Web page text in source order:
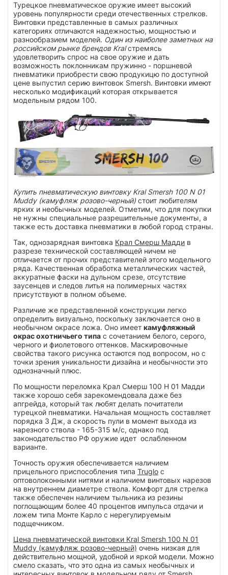
Турецкое пневматическое оружие имеет высокий
уровень популярности среди отечественных стрелков.
Винтовки представленные в самых различных
категориях отличаются надежностью, мощностью и
разнообразием моделей. Один из наиболее заметных на
российском рынке брендов Kralстремясь
удовлетворить спрос на свое оружие и дать
возможность поклонникам пружинно - поршневой
пневматики приобрести свою продукицю по доступной
цене выпустил серию винтовок Smersh. Винтовки имеют
несколько модификаций которая открывается
модельным рядом 100.
Купить пневматическую винтовку Kral Smersh 100 N 01
Muddy (камуфляж розово-черный) стоит любителям
ярких и необычных моделей. Отметим, что для покупки
не нужны специальные разрешительные документы, а
также есть доставка пневматики в любой город страны.
Так, однозарядная винтовка Крал Смерш Мадди в
разрезе технической составляющей ничем не
отличается от прочих представителей этого модельного
ряда. Качественная обработка металлических частей,
аккуратные фаски на дульном срезе, отсутствие
заусенцев и следов литья на полимерных частях
присутствуют в полном объеме.
Различие же представленной конструкции легко
определить визуально, поскольку заключается оно в
необычном окрасе ложа. Оно имеет камуфляжный
окрас охотничьего типа с сочетанием белого, серого,
черного и фиолетового оттенков. Маскировочные
свойства такого рисунка остаются под вопросом, но с
точки зрения уникальности дизайна и необычности это
однозначный плюс.
По мощности переломка Крал Смерш 100 Н 01 Мадди
также хорошо себя зарекомендовала даже без
апгрейда, который так любят делать почитатели
турецкой пневматики. Начальная мощность составляет
порядка 3 Дж, а скорость пули в момент выхода из
нарезного ствола - 165-315 м/с, однако под
законодательство РФ оружие идет ослабленном
варианте.
Точность оружия обеспечивается наличием
прицельного приспособления типа Truglo с
оптоволоконными нитями и наличием винтовых нарезов
на внутреннем диаметре ствола. Комфорт для стрелка
также обеспечен наличием тыльника из резины
поглощающим более 40 процентов импульса отдачи и
ложем типа Монте Карло с нерегулируемым
подщечником.
Цена пневматической винтовки Kral Smersh 100 N 01
Muddy (камуфляж розово-черный) очень низкая для
действительно мощной, удобной и яркой модели. Можно
смело сказать, что это одна из самых необычных и